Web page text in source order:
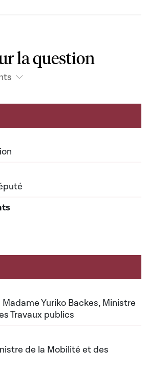
la question
Yuriko Backes, Ministre
Travaux publics
de la Mobilité et des